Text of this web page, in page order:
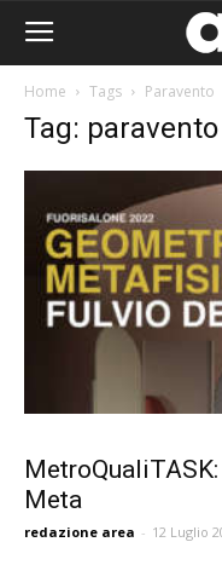
Home Tags Paravento
Tag: paravento
Meta
redazione area - 12 Luglio